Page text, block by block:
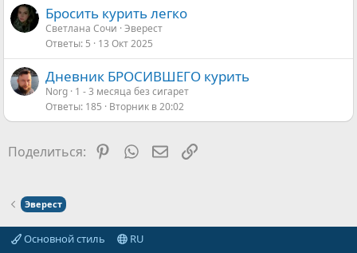
Бросить курить легко
Светлана Сочи Эверест
Ответы 5 13 Окт 2025
Дневник БРОСИВШЕГО курить
Norg 1 - 3 месяца без сигарет
Ответы 185 Вторник в 20:02
Поделиться: Pinterest
WhatsAppЭлектронная почта
Ссылка
Эверест
Основной стиль RU